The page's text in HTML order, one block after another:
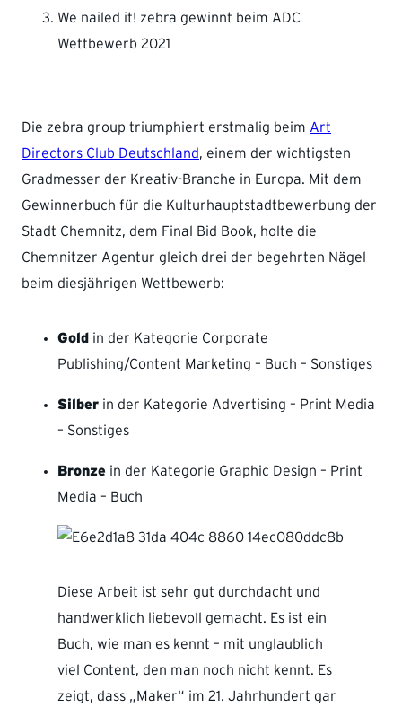
We nailed it! zebra gewinnt beim ADC
Wettbewerb 2021
Die zebra group triumphiert erstmalig beim Art
Directors Club Deutschland, einem der wichtigsten
Gradmesser der Kreativ-Branche in Europa. Mit dem
Gewinnerbuch für die Kulturhauptstadtbewerbung der
Stadt Chemnitz, dem Final Bid Book, holte die
Chemnitzer Agentur gleich drei der begehrten Nägel
beim diesjährigen Wettbewerb:
Gold in der Kategorie Corporate
Publishing/Content Marketing – Buch – Sonstiges
Silber in der Kategorie Advertising – Print Media
– Sonstiges
Bronze in der Kategorie Graphic Design – Print
Media – Buch
Diese Arbeit ist sehr gut durchdacht und
handwerklich liebevoll gemacht. Es ist ein
Buch, wie man es kennt – mit unglaublich
viel Content, den man noch nicht kennt. Es
zeigt, dass „Maker“ im 21. Jahrhundert gar